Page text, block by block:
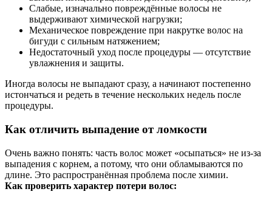
Слабые, изначально повреждённые волосы не
выдерживают химической нагрузки;
Механическое повреждение при накрутке волос на
бигуди с сильным натяжением;
Недостаточный уход после процедуры — отсутствие
увлажнения и защиты.
Иногда волосы не выпадают сразу, а начинают постепенно
истончаться и редеть в течение нескольких недель после
процедуры.
Как отличить выпадение от ломкости
Очень важно понять: часть волос может «осыпаться» не из-за
выпадения с корнем, а потому, что они обламываются по
длине. Это распространённая проблема после химии.
Как проверить характер потери волос: